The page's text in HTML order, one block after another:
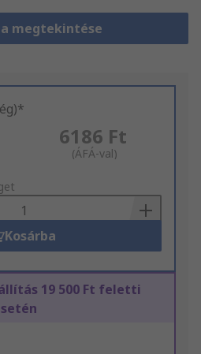
megtekintése
6186 Ft
(ÁFÁ-val)
Kosárba
19 500 Ft feletti